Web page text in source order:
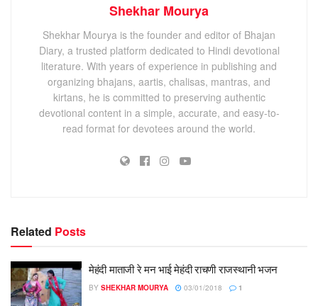
Shekhar Mourya
Shekhar Mourya is the founder and editor of Bhajan
Diary, a trusted platform dedicated to Hindi devotional
literature. With years of experience in publishing and
organizing bhajans, aartis, chalisas, mantras, and
kirtans, he is committed to preserving authentic
devotional content in a simple, accurate, and easy-to-
read format for devotees around the world.
Related Posts
मेहंदी माताजी रे मन भाई मेहंदी राचणी राजस्थानी भजन
BY SHEKHAR MOURYA 03/01/2018 1